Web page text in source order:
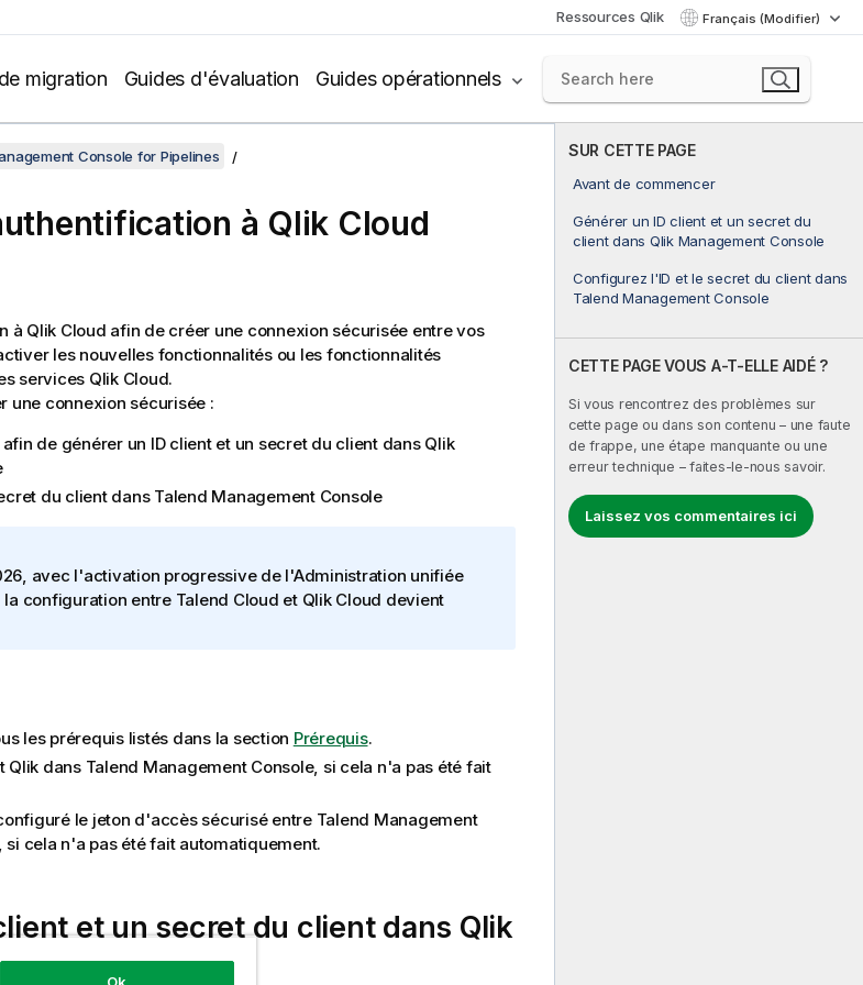
Ressources Qlik Français (Modifier)
migration Guides d'évaluation Guides opérationnels
SUR CETTE PAGE
Avant de commencer
Générer un ID client et un secret du
client dans Qlik Management Console
Configurez l'ID et le secret du client dans
Talend Management Console
CETTE PAGE VOUS A-T-ELLE AIDÉ ?
Si vous rencontrez des problèmes sur
cette page ou dans son contenu – une faute
de frappe, une étape manquante ou une
erreur technique – faites-le-nous savoir.
Laissez vos commentaires ici
Console for Pipelines
à Qlik Cloud
à Qlik Cloud afin de créer une connexion sécurisée entre vos
les nouvelles fonctionnalités ou les fonctionnalités
services Qlik Cloud.
une connexion sécurisée :
de générer un ID client et un secret du client dans Qlik
du client dans Talend Management Console
avec l'activation progressive de l'Administration unifiée
la configuration entre Talend Cloud et Qlik Cloud devient
les prérequis listés dans la section Prérequis.
Qlik dans Talend Management Console, si cela n'a pas été fait
le jeton d'accès sécurisé entre Talend Management
, si cela n'a pas été fait automatiquement.
et un secret du client dans Qlik